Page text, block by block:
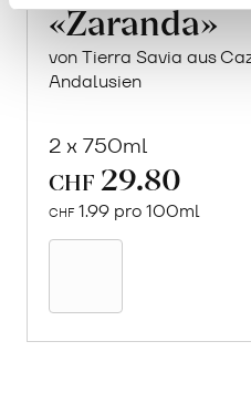
«Zaranda»
von Tierra Savia aus
Andalusien
2 x 750ml
CHF 29.80
CHF 1.99 pro 100ml